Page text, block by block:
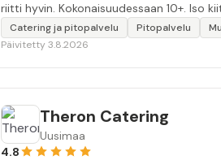
riitti hyvin. Kokonaisuudessaan 10+. Iso
Catering ja pitopalvelu Pitopalvelu
Päivitetty 3.8.2026
Theron Catering
Uusimaa
4.8